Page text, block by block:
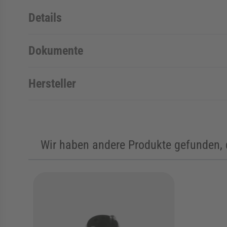
Details
Dokumente
Hersteller
Wir haben andere Produkte